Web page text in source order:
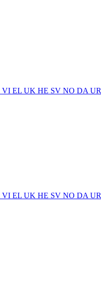
VI EL UK HE SV NO DA UR
VI EL UK HE SV NO DA UR